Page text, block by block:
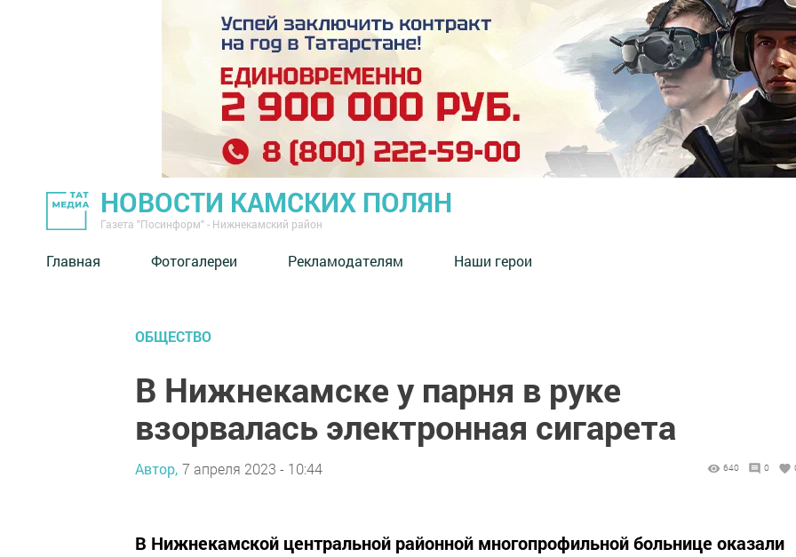
НОВОСТИ КАМСКИХ ПОЛЯН
Газета "Посинформ" - Нижнекамский район
Главная Фотогалереи Рекламодателям Наши герои
ОБЩЕСТВО
В Нижнекамске у парня в руке
взорвалась электронная сигарета
Автор, 7 апреля 2023 - 10:44 640 0
В Нижнекамской центральной районной многопрофильной больнице оказали